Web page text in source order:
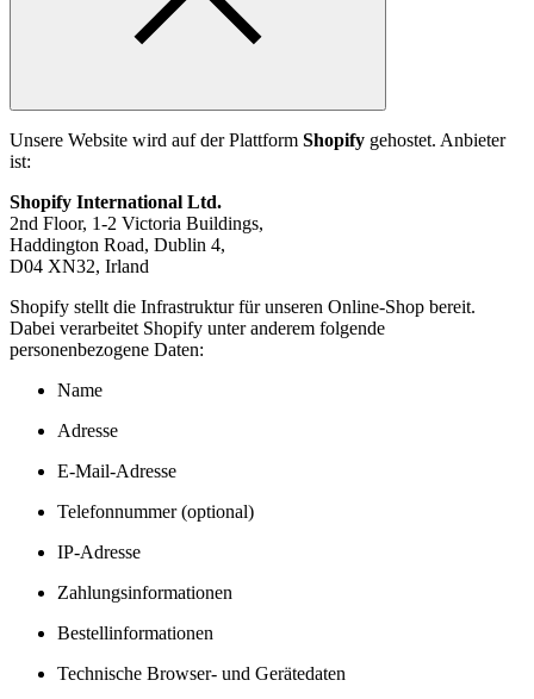
Unsere Website wird auf der Plattform Shopify gehostet. Anbieter
ist:
Shopify International Ltd.
2nd Floor, 1-2 Victoria Buildings,
Haddington Road, Dublin 4,
D04 XN32, Irland
Shopify stellt die Infrastruktur für unseren Online-Shop bereit.
Dabei verarbeitet Shopify unter anderem folgende
personenbezogene Daten:
Name
Adresse
E-Mail-Adresse
Telefonnummer (optional)
IP-Adresse
Zahlungsinformationen
Bestellinformationen
Technische Browser- und Gerätedaten